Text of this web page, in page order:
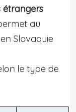
étrangers
au
Slovaquie
le type de